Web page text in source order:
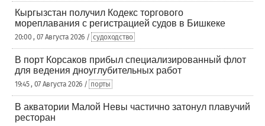
Кыргызстан получил Кодекс торгового
мореплавания с регистрацией судов в Бишкеке
20:00 , 07 Августа 2026 / судоходство
В порт Корсаков прибыл специализированный флот
для ведения дноуглубительных работ
19:45 , 07 Августа 2026 / порты
В акватории Малой Невы частично затонул плавучий
ресторан